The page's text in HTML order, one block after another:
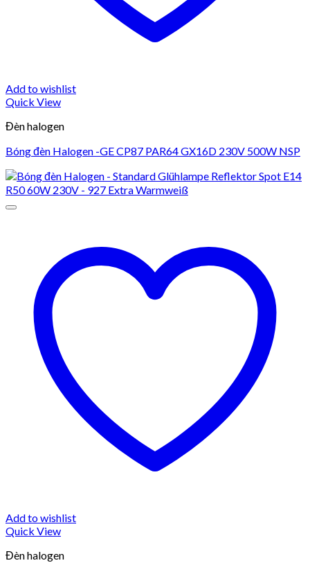
Add to wishlist
Quick View
Đèn halogen
Bóng đèn Halogen -GE CP87 PAR64 GX16D 230V 500W NSP
Add to wishlist
Quick View
Đèn halogen